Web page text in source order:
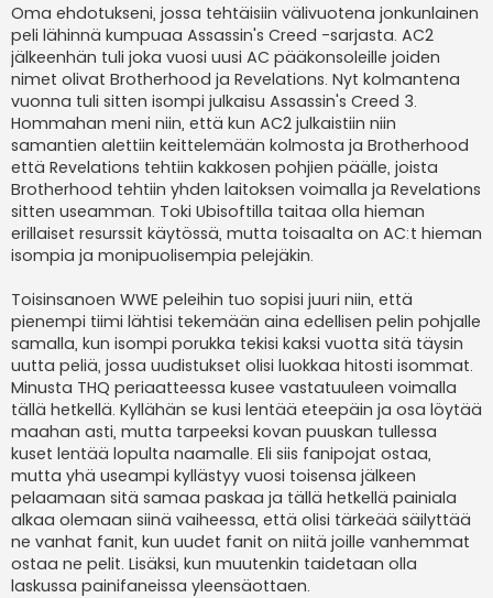
Oma ehdotukseni, jossa tehtäisiin välivuotena jonkunlainen
peli lähinnä kumpuaa Assassin's Creed -sarjasta. AC2
jälkeenhän tuli joka vuosi uusi AC pääkonsoleille joiden
nimet olivat Brotherhood ja Revelations. Nyt kolmantena
vuonna tuli sitten isompi julkaisu Assassin's Creed 3.
Hommahan meni niin, että kun AC2 julkaistiin niin
samantien alettiin keittelemään kolmosta ja Brotherhood
että Revelations tehtiin kakkosen pohjien päälle, joista
Brotherhood tehtiin yhden laitoksen voimalla ja Revelations
sitten useamman. Toki Ubisoftilla taitaa olla hieman
erillaiset resurssit käytössä, mutta toisaalta on AC:t hieman
isompia ja monipuolisempia pelejäkin.
Toisinsanoen WWE peleihin tuo sopisi juuri niin, että
pienempi tiimi lähtisi tekemään aina edellisen pelin pohjalle
samalla, kun isompi porukka tekisi kaksi vuotta sitä täysin
uutta peliä, jossa uudistukset olisi luokkaa hitosti isommat.
Minusta THQ periaatteessa kusee vastatuuleen voimalla
tällä hetkellä. Kyllähän se kusi lentää eteepäin ja osa löytää
maahan asti, mutta tarpeeksi kovan puuskan tullessa
kuset lentää lopulta naamalle. Eli siis fanipojat ostaa,
mutta yhä useampi kyllästyy vuosi toisensa jälkeen
pelaamaan sitä samaa paskaa ja tällä hetkellä painiala
alkaa olemaan siinä vaiheessa, että olisi tärkeää säilyttää
ne vanhat fanit, kun uudet fanit on niitä joille vanhemmat
ostaa ne pelit. Lisäksi, kun muutenkin taidetaan olla
laskussa painifaneissa yleensäottaen.